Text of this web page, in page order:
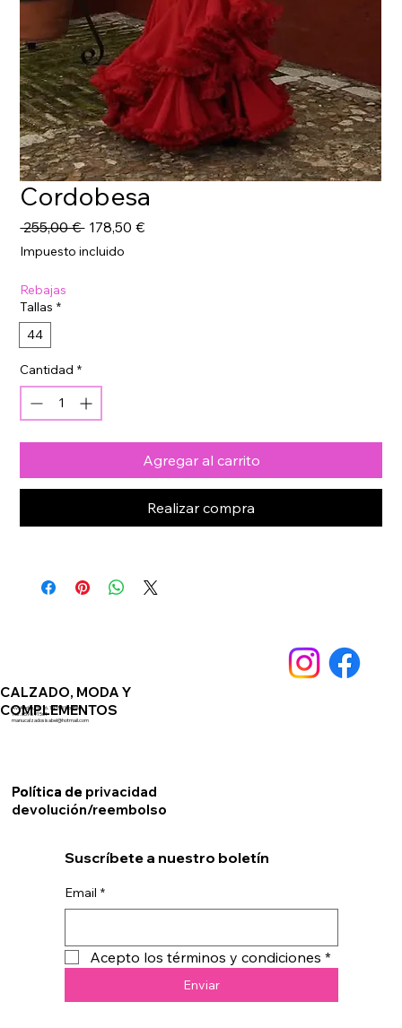
Cordobesa
255,00 € Precio
178,50 €Precio
Impuesto incluido
Rebajas
Tallas *
44
Cantidad *
Agregar al carrito
Realizar compra
CALZADO, MODA Y
COMPLEMENTOS
Política de privacidad
Política de
devolución/reembolso
Av. Andalucia 76. 14550 Montilla
Telf. 659891561
manucalzadosisabel@hotmail.com
Suscríbete a nuestro boletín
Email *
Acepto los términos y condiciones *
Enviar